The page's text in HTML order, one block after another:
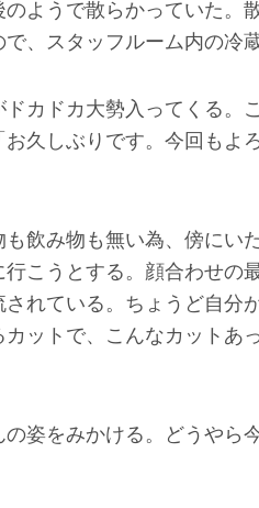
ようで散らかっていた。
、スタッフルーム内の冷
カドカ大勢入ってくる。
久しぶりです。今回もよ
飲み物も無い為、傍にい
こうとする。顔合わせの
れている。ちょうど自分
ットで、こんなカットあ
姿をみかける。どうやら